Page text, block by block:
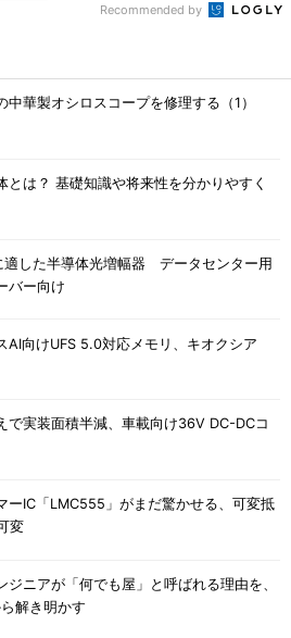
Recommended by
中華製オシロスコープを修理する（1）
とは？ 基礎知識や将来性を分かりやすく
適した半導体光増幅器 データセンター用
バー向け
AI向けUFS 5.0対応メモリ、キオクシア
で実装面積半減、車載向け36V DC-DCコ
ーIC「LMC555」がまだ驚かせる、可変抵
変
ジニアが「何でも屋」と呼ばれる理由を、
解き明かす